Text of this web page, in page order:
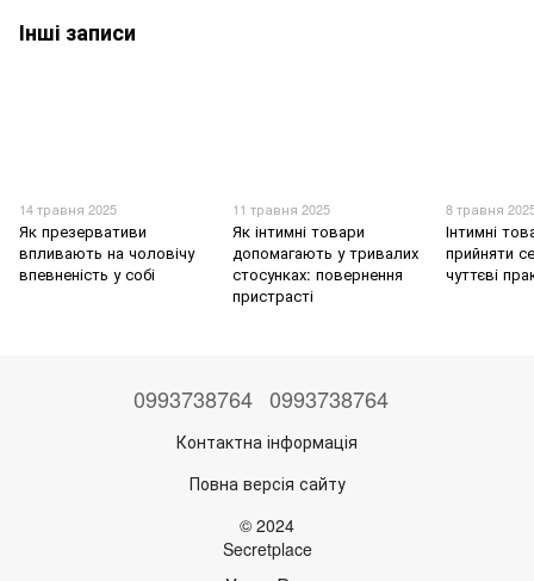
Інші записи
14 травня 2025
Як презервативи
впливають на чоловічу
впевненість у собі
11 травня 2025
Як інтимні товари
допомагають у тривалих
стосунках: повернення
пристрасті
8 травня
Інтимні
прийняти
чуттєві
0993738764 0993738764
Контактна інформація
Повна версія сайту
© 2024
Secretplace